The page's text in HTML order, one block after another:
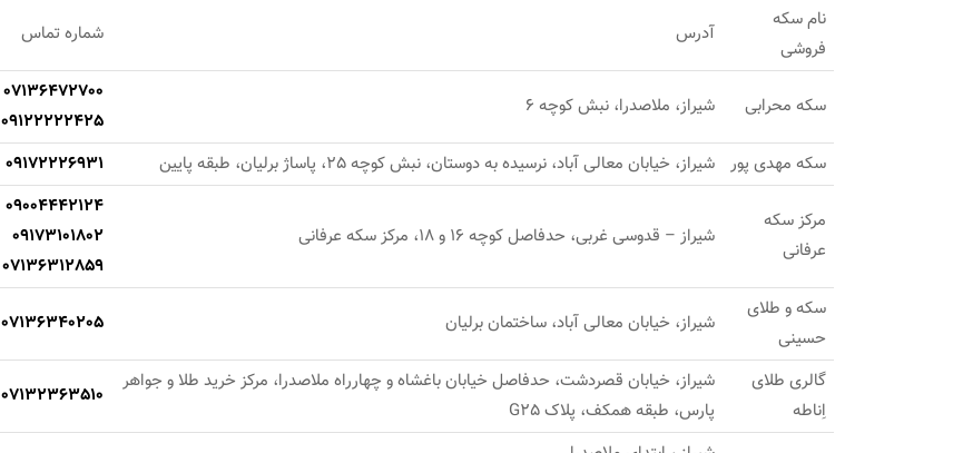
نام سکه
فروشی
آدرس شماره تماس
سکه محرابی شیراز، ملاصدرا، نبش کوچه 6
07136472700
09122222425
سکه مهدی پور
شیراز، خیابان معالی آباد، نرسیده به دوستان، نبش کوچه 25، پاساژ برلیان، طبقه پایین 09172226931
مرکز سکه
عرفانی
شیراز – قدوسی غربی، حدفاصل کوچه 16 و 18، مرکز سکه عرفانی
09004442124
09173101802
07136312859
سکه و طلای
حسینی
شیراز، خیابان معالی آباد، ساختمان برلیان 07136340205
گالری طلای
اِناطه
شیراز، خیابان قصردشت، حدفاصل خیابان باغشاه و چهارراه ملاصدرا، مرکز خرید طلا و جواهر
پارس، طبقه همکف، پلاک G25
07132363510